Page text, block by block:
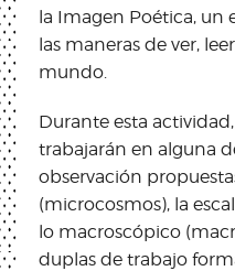
la Imagen Poética, un
las maneras de ver,
mundo.
Durante esta
trabajarán en alguna
observación
(microcosmos), la
lo macroscópico
duplas de trabajo